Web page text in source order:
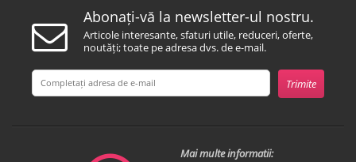
Abonați-vă la newsletter-ul nostru.
Articole interesante, sfaturi utile, reduceri, oferte,
noutăți; toate pe adresa dvs. de e-mail.
Mai multe informatii: